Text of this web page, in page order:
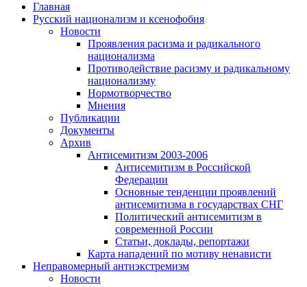
Главная
Русский национализм и ксенофобия
Новости
Проявления расизма и радикального
национализма
Противодействие расизму и радикальному
национализму
Нормотворчество
Мнения
Публикации
Документы
Архив
Антисемитизм 2003-2006
Антисемитизм в Российской
Федерации
Основные тенденции проявлений
антисемитизма в государствах СНГ
Политический антисемитизм в
современной России
Статьи, доклады, репортажи
Карта нападений по мотиву ненависти
Неправомерный антиэкстремизм
Новости